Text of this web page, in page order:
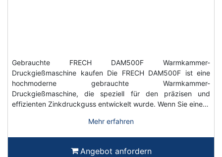
Gebrauchte FRECH DAM500F Warmkammer-
Druckgießmaschine kaufen Die FRECH DAM500F ist eine
hochmoderne gebrauchte Warmkammer-
Druckgießmaschine, die speziell für den präzisen und
effizienten Zinkdruckguss entwickelt wurde. Wenn Sie eine…
Mehr erfahren
Angebot anfordern